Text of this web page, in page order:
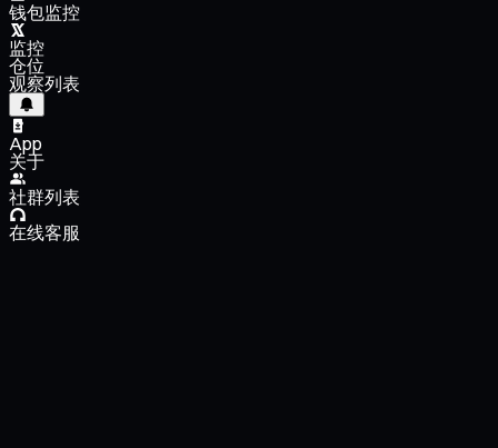
钱包监控
监控
仓位
观察列表
App
关于
社群列表
在线客服